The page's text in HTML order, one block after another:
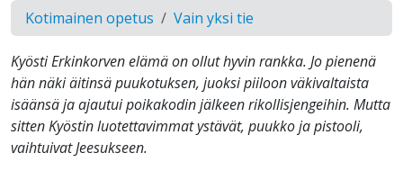
Kotimainen opetus Vain yksi tie
Kyösti Erkinkorven elämä on ollut hyvin rankka. Jo pienenä
hän näki äitinsä puukotuksen, juoksi piiloon väkivaltaista
isäänsä ja ajautui poikakodin jälkeen rikollisjengeihin. Mutta
sitten Kyöstin luotettavimmat ystävät, puukko ja pistooli,
vaihtuivat Jeesukseen.